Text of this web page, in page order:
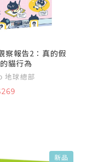
貓行為
地球總部
新品